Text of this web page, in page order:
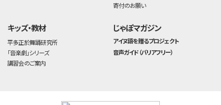
寄付のお願い
キッズ・教材
平多正於舞踊研究所
「音楽劇」シリーズ
講習会のご案内
じゃぽマガジン
アイヌ語を贈るプロジェクト
音声ガイド（バリアフリー）